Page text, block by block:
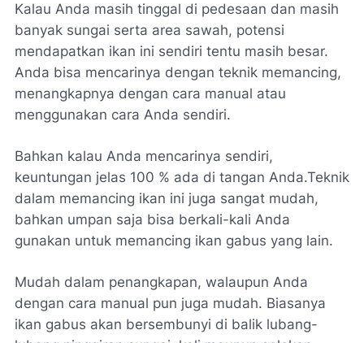
Kalau Anda masih tinggal di pedesaan dan masih
banyak sungai serta area sawah, potensi
mendapatkan ikan ini sendiri tentu masih besar.
Anda bisa mencarinya dengan teknik memancing,
menangkapnya dengan cara manual atau
menggunakan cara Anda sendiri.
Bahkan kalau Anda mencarinya sendiri,
keuntungan jelas 100 % ada di tangan Anda.Teknik
dalam memancing ikan ini juga sangat mudah,
bahkan umpan saja bisa berkali-kali Anda
gunakan untuk memancing ikan gabus yang lain.
Mudah dalam penangkapan, walaupun Anda
dengan cara manual pun juga mudah. Biasanya
ikan gabus akan bersembunyi di balik lubang-